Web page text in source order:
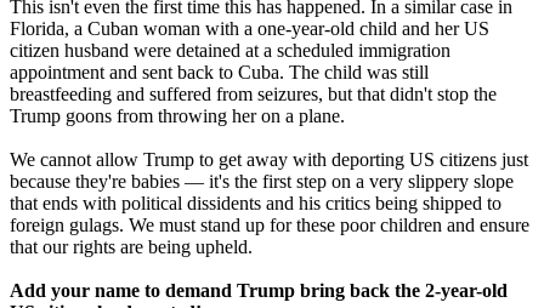
This isn't even the first time this has happened. In a similar case in
Florida, a Cuban woman with a one-year-old child and her US
citizen husband were detained at a scheduled immigration
appointment and sent back to Cuba. The child was still
breastfeeding and suffered from seizures, but that didn't stop the
Trump goons from throwing her on a plane.
We cannot allow Trump to get away with deporting US citizens just
because they're babies — it's the first step on a very slippery slope
that ends with political dissidents and his critics being shipped to
foreign gulags. We must stand up for these poor children and ensure
that our rights are being upheld.
Add your name to demand Trump bring back the 2-year-old